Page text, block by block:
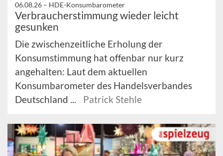
06.08.26 – HDE-Konsumbarometer
Verbraucherstimmung wieder leicht
gesunken
Die zwischenzeitliche Erholung der
Konsumstimmung hat offenbar nur kurz
angehalten: Laut dem aktuellen
Konsumbarometer des Handelsverbandes
Deutschland ...
Patrick Stehle